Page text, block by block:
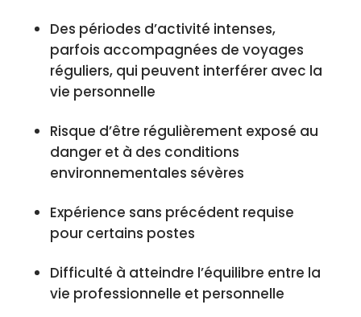
Des périodes d’activité intenses,
parfois accompagnées de voyages
réguliers, qui peuvent interférer avec la
vie personnelle
Risque d’être régulièrement exposé au
danger et à des conditions
environnementales sévères
Expérience sans précédent requise
pour certains postes
Difficulté à atteindre l’équilibre entre la
vie professionnelle et personnelle